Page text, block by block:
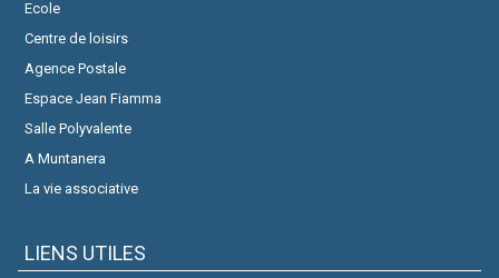
Ecole
Centre de loisirs
Agence Postale
Espace Jean Fiamma
Salle Polyvalente
A Muntanera
La vie associative
LIENS UTILES